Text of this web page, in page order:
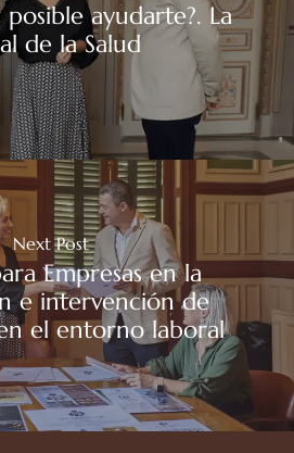
posible ayudarte?. La
de la Salud
Next Post
Empresas en la
e intervención de
el entorno laboral